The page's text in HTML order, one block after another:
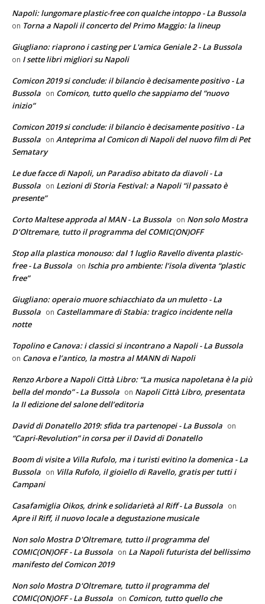
Napoli: lungomare plastic-free con qualche intoppo - La Bussola
on Torna a Napoli il concerto del Primo Maggio: la lineup
Giugliano: riaprono i casting per L'amica Geniale 2 - La Bussola
on I sette libri migliori su Napoli
Comicon 2019 si conclude: il bilancio è decisamente positivo - La
Bussola on Comicon, tutto quello che sappiamo del “nuovo
inizio”
Comicon 2019 si conclude: il bilancio è decisamente positivo - La
Bussola on Anteprima al Comicon di Napoli del nuovo film di Pet
Sematary
Le due facce di Napoli, un Paradiso abitato da diavoli - La
Bussola on Lezioni di Storia Festival: a Napoli “il passato è
presente”
Corto Maltese approda al MAN - La Bussola on Non solo Mostra
D’Oltremare, tutto il programma del COMIC(ON)OFF
Stop alla plastica monouso: dal 1 luglio Ravello diventa plastic-
free - La Bussola on Ischia pro ambiente: l’isola diventa “plastic
free”
Giugliano: operaio muore schiacchiato da un muletto - La
Bussola on Castellammare di Stabia: tragico incidente nella
notte
Topolino e Canova: i classici si incontrano a Napoli - La Bussola
on Canova e l’antico, la mostra al MANN di Napoli
Renzo Arbore a Napoli Città Libro: “La musica napoletana è la più
bella del mondo” - La Bussola on Napoli Città Libro, presentata
la II edizione del salone dell’editoria
David di Donatello 2019: sfida tra partenopei - La Bussola on
“Capri-Revolution” in corsa per il David di Donatello
Boom di visite a Villa Rufolo, ma i turisti evitino la domenica - La
Bussola on Villa Rufolo, il gioiello di Ravello, gratis per tutti i
Campani
Casafamiglia Oikos, drink e solidarietà al Riff - La Bussola on
Apre il Riff, il nuovo locale a degustazione musicale
Non solo Mostra D'Oltremare, tutto il programma del
COMIC(ON)OFF - La Bussola on La Napoli futurista del bellissimo
manifesto del Comicon 2019
Non solo Mostra D'Oltremare, tutto il programma del
COMIC(ON)OFF - La Bussola on Comicon, tutto quello che